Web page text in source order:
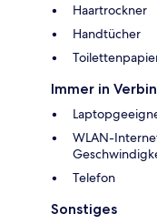
Haartrockner
Handtücher
Immer in
WLAN-
Telefon
Sonstiges